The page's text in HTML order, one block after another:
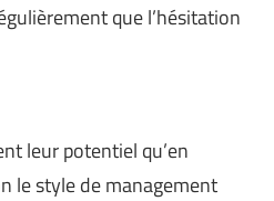
que l’hésitation
leur potentiel qu’en
le style de management